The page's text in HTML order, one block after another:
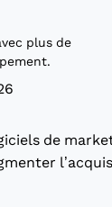
plus de
de